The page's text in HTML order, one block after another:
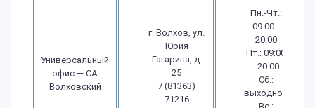
Универсальный
офис — СА
Волховский
г. Волхов, ул.
Юрия
Гагарина, д.
25
7 (81363)
71216
Пн.-Чт.:
09:00 -
20:00
Пт.: 09:00
- 20:00
Сб.:
выходной